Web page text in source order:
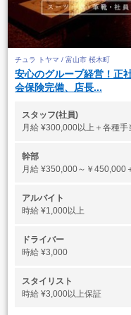
チュラ トヤマ / 富山市 桜木町
安心のグループ経営！正
会保険完備、店長...
スタッフ(社員)
月給 ¥300,000以上＋各種手
幹部
月給 ¥350,000～￥450,000
アルバイト
時給 ¥1,000以上
ドライバー
時給 ¥3,000
スタイリスト
時給 ¥3,000以上保証